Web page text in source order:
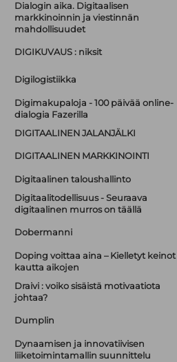
Dialogin aika. Digitaalisen
markkinoinnin ja viestinnän
mahdollisuudet
DIGIKUVAUS : niksit
Digilogistiikka
Digimakupaloja - 100 päivää online-
dialogia Fazerilla
DIGITAALINEN JALANJÄLKI
DIGITAALINEN MARKKINOINTI
Digitaalinen taloushallinto
Digitaalitodellisuus - Seuraava
digitaalinen murros on täällä
Dobermanni
Doping voittaa aina – Kielletyt keinot
kautta aikojen
Draivi : voiko sisäistä motivaatiota
johtaa?
Dumplin
Dynaamisen ja innovatiivisen
liiketoimintamallin suunnittelu